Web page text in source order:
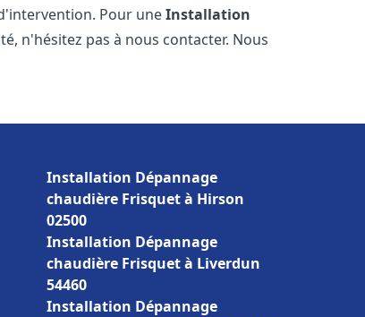
Pour uneInstallation
n'hésitez pas à nous contacter. Nous
Installation Dépannage
chaudière Frisquet à Hirson
02500
Installation Dépannage
chaudière Frisquet à Liverdun
54460
Installation Dépannage